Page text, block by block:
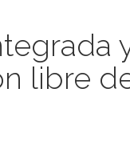
libre